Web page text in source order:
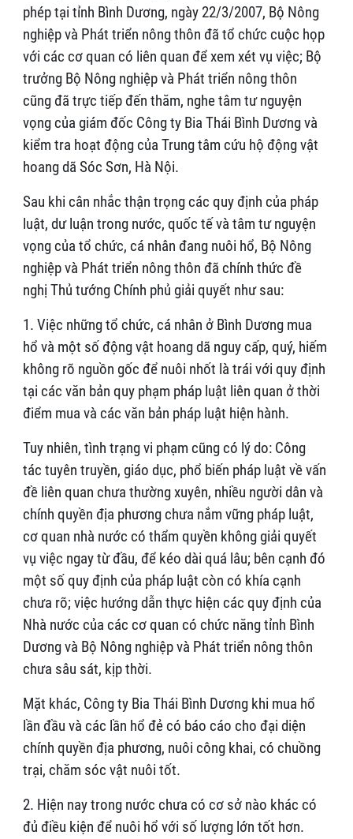
phép tại tỉnh Bình Dương, ngày 22/3/2007, Bộ Nông
nghiệp và Phát triển nông thôn đã tổ chức cuộc họp
với các cơ quan có liên quan để xem xét vụ việc; Bộ
trưởng Bộ Nông nghiệp và Phát triển nông thôn
cũng đã trực tiếp đến thăm, nghe tâm tư nguyện
vọng của giám đốc Công ty Bia Thái Bình Dương và
kiểm tra hoạt động của Trung tâm cứu hộ động vật
hoang dã Sóc Sơn, Hà Nội.
Sau khi cân nhắc thận trọng các quy định của pháp
luật, dư luận trong nước, quốc tế và tâm tư nguyện
vọng của tổ chức, cá nhân đang nuôi hổ, Bộ Nông
nghiệp và Phát triển nông thôn đã chính thức đề
nghị Thủ tướng Chính phủ giải quyết như sau:
1. Việc những tổ chức, cá nhân ở Bình Dương mua
hổ và một số động vật hoang dã nguy cấp, quý, hiếm
không rõ nguồn gốc để nuôi nhốt là trái với quy định
tại các văn bản quy phạm pháp luật liên quan ở thời
điểm mua và các văn bản pháp luật hiện hành.
Tuy nhiên, tình trạng vi phạm cũng có lý do: Công
tác tuyên truyền, giáo dục, phổ biến pháp luật về vấn
đề liên quan chưa thường xuyên, nhiều người dân và
chính quyền địa phương chưa nắm vững pháp luật,
cơ quan nhà nước có thẩm quyền không giải quyết
vụ việc ngay từ đầu, để kéo dài quá lâu; bên cạnh đó
một số quy định của pháp luật còn có khía cạnh
chưa rõ; việc hướng dẫn thực hiện các quy định của
Nhà nước của các cơ quan có chức năng tỉnh Bình
Dương và Bộ Nông nghiệp và Phát triển nông thôn
chưa sâu sát, kịp thời.
Mặt khác, Công ty Bia Thái Bình Dương khi mua hổ
lần đầu và các lần hổ đẻ có báo cáo cho đại diện
chính quyền địa phương, nuôi công khai, có chuồng
trại, chăm sóc vật nuôi tốt.
2. Hiện nay trong nước chưa có cơ sở nào khác có
đủ điều kiện để nuôi hổ với số lượng lớn tốt hơn.